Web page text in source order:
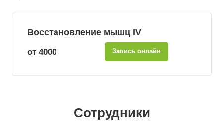
Восстановление мышц IV
от 4000 Запись онлайн
Сотрудники